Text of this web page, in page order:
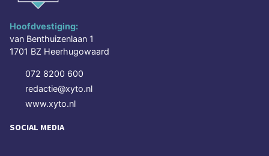
Hoofdvestiging:
van Benthuizenlaan 1
1701 BZ Heerhugowaard
072 8200 600
redactie@xyto.nl
www.xyto.nl
SOCIAL MEDIA